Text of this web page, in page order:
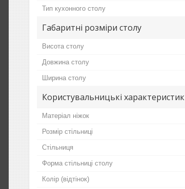
Тип кухонного столу
Габаритні розміри столу
Висота столу
Довжина столу
Ширина столу
Користувальницькі
Матеріал ніжок
Розмір стільниці
Стільниця
Форма стільниці столу
Колір (відтінок)